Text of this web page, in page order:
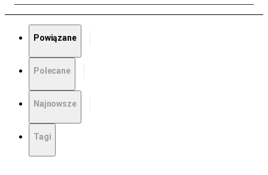
Powiązane
Polecane
Najnowsze
Tagi